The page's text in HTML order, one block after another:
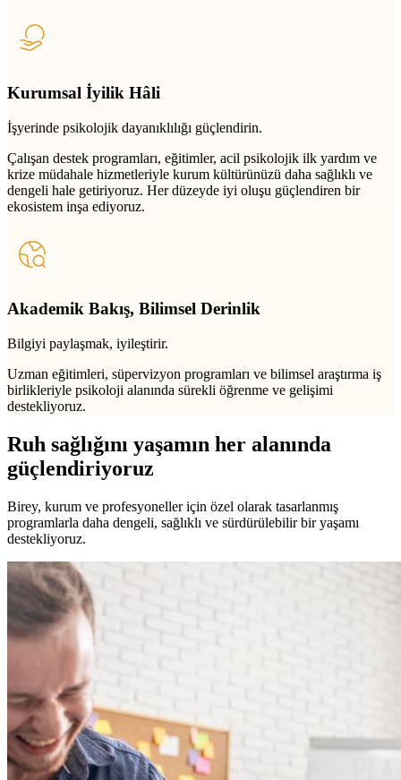
Kurumsal İyilik Hâli
İşyerinde psikolojik dayanıklılığı güçlendirin.
Çalışan destek programları, eğitimler, acil psikolojik ilk yardım ve
krize müdahale hizmetleriyle kurum kültürünüzü daha sağlıklı ve
dengeli hale getiriyoruz. Her düzeyde iyi oluşu güçlendiren bir
ekosistem inşa ediyoruz.
Akademik Bakış, Bilimsel Derinlik
Bilgiyi paylaşmak, iyileştirir.
Uzman eğitimleri, süpervizyon programları ve bilimsel araştırma iş
birlikleriyle psikoloji alanında sürekli öğrenme ve gelişimi
destekliyoruz.
Ruh sağlığını yaşamın her alanında
güçlendiriyoruz
Birey, kurum ve profesyoneller için özel olarak tasarlanmış
programlarla daha dengeli, sağlıklı ve sürdürülebilir bir yaşamı
destekliyoruz.